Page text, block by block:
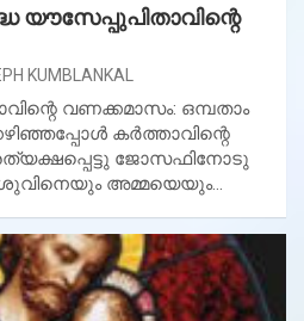
യൗസേപ്പുപിതാവിന്റെ
KUMBLANKAL
വണക്കമാസം: ഒമ്പതാം
കര്‍ത്താവിന്റെ
ജോസഫിനോടു
അമ്മയെയും…